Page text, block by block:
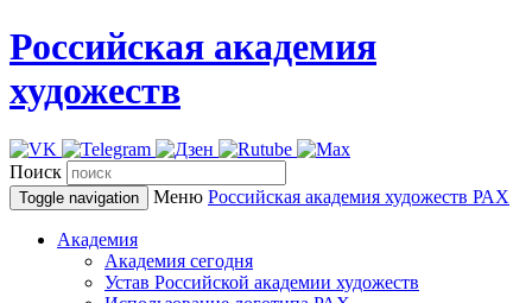
Российская академия
художеств
Поиск
Toggle navigation Меню Российская академия художеств РАХ
Академия
Академия сегодня
Устав Российской академии художеств